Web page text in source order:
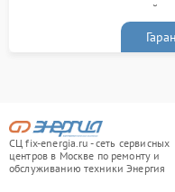
СЦ fix-energia.ru - сеть сервисных
центров в Москве по ремонту и
обслуживанию техники Энергия